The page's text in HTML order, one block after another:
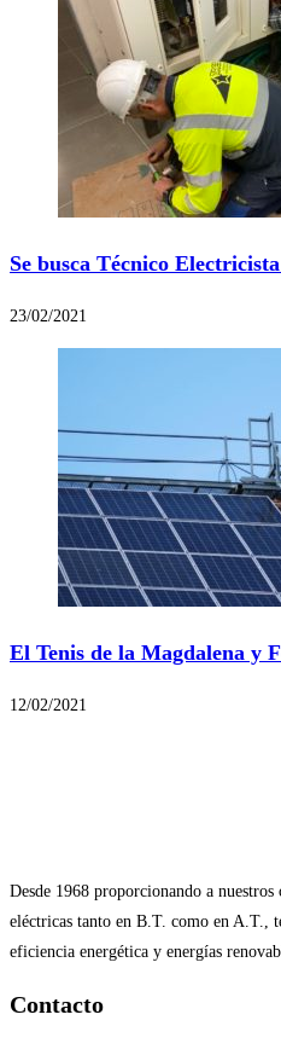
Se busca Técnico
23/02/2021
El Tenis de la Magdalena y
12/02/2021
Desde 1968 proporcionando a
eléctricas tanto en B.T. como en A.T.,
eficiencia energética y energías
Contacto